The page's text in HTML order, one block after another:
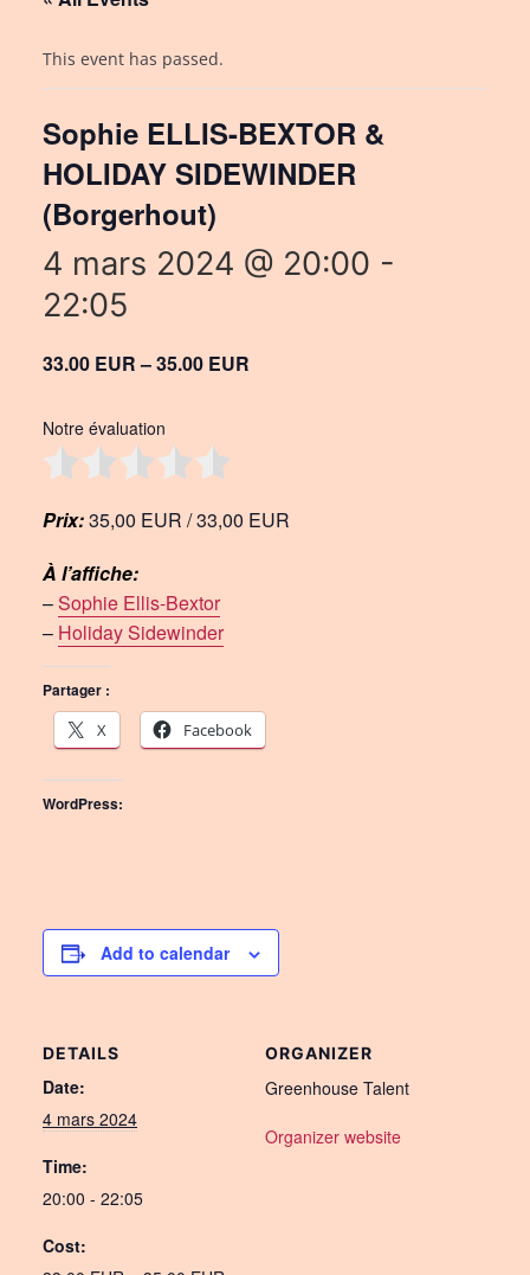
This event has passed.
Sophie ELLIS-BEXTOR &
HOLIDAY SIDEWINDER
(Borgerhout)
4 mars 2024 @ 20:00 -
22:05
33.00 EUR – 35.00 EUR
Notre évaluation
Prix:35,00 EUR / 33,00 EUR
À l’affiche:
–Sophie Ellis-Bextor
– Holiday Sidewinder
Partager :
X
Facebook
WordPress:
Add to calendar
DETAILS
Date:
4 mars 2024
Time:
20:00 - 22:05
Cost:
ORGANIZER
Greenhouse Talent
Organizer website